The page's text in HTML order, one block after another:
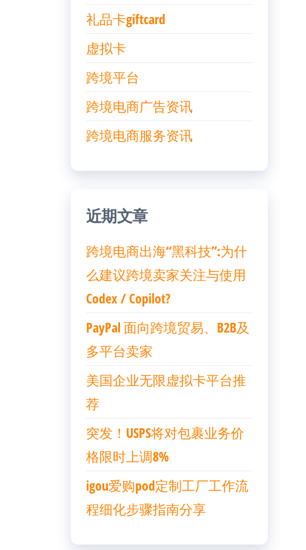
礼品卡giftcard
虚拟卡
跨境平台
跨境电商广告资讯
跨境电商服务资讯
近期文章
跨境电商出海“黑科技”:为什
么建议跨境卖家关注与使用
Codex / Copilot?
PayPal 面向跨境贸易、B2B及
多平台卖家
美国企业无限虚拟卡平台推
荐
突发！USPS将对包裹业务价
格限时上调8%
igou爱购pod定制工厂工作流
程细化步骤指南分享